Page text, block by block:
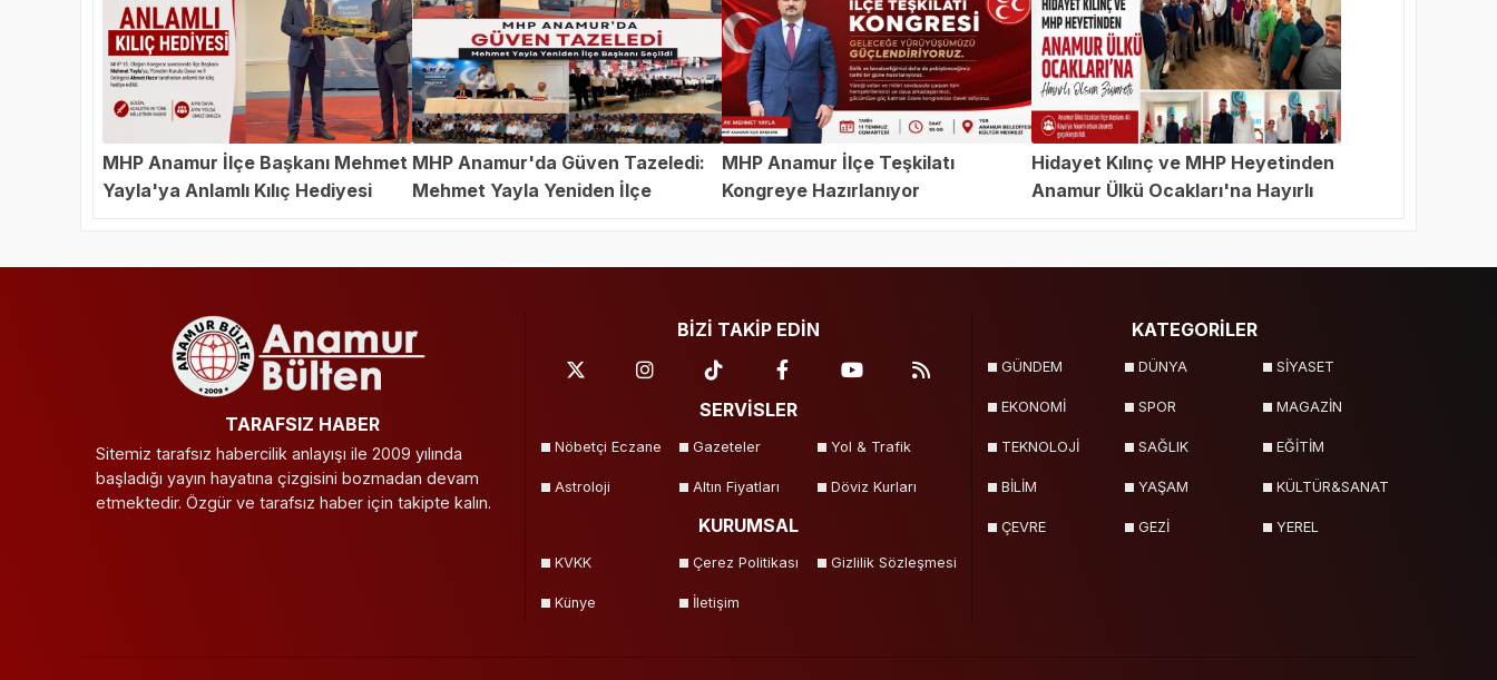
Saldırıya Kınama
MHP Anamur İlçe Başkanı Mehmet
Yayla'ya Anlamlı Kılıç Hediyesi
MHP Anamur'da Güven Tazeledi:
Mehmet Yayla Yeniden İlçe
MHP Anamur İlçe Teşkilatı
Kongreye Hazırlanıyor
Hidayet Kılınç ve MHP Heyetinden
Anamur Ülkü Ocakları'na Hayırlı
TARAFSIZ HABER
Sitemiz tarafsız habercilik anlayışı ile 2009 yılında
başladığı yayın hayatına çizgisini bozmadan devam
etmektedir. Özgür ve tarafsız haber için takipte kalın.
BİZİ TAKİP EDİN
SERVİSLER
Nöbetçi Eczane Gazeteler Yol & Trafik
Astroloji Altın Fiyatları Döviz Kurları
KURUMSAL
KVKK Çerez Politikası Gizlilik Sözleşmesi
Künye İletişim
KATEGORİLER
GÜNDEM DÜNYA SİYASET
EKONOMİ SPOR MAGAZİN
TEKNOLOJİ SAĞLIK EĞİTİM
BİLİM YAŞAM KÜLTÜR&SANAT
ÇEVRE GEZİ YEREL